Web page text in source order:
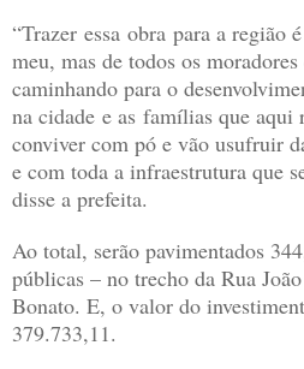
“Trazer essa obra para a região
meu, mas de todos os
caminhando para o
na cidade e as famílias que aqui
conviver com pó e vão usufruir
e com toda a infraestrutura que
disse a prefeita.
Ao total, serão pavimentados
públicas – no trecho da Rua
Bonato. E, o valor do
379.733,11.